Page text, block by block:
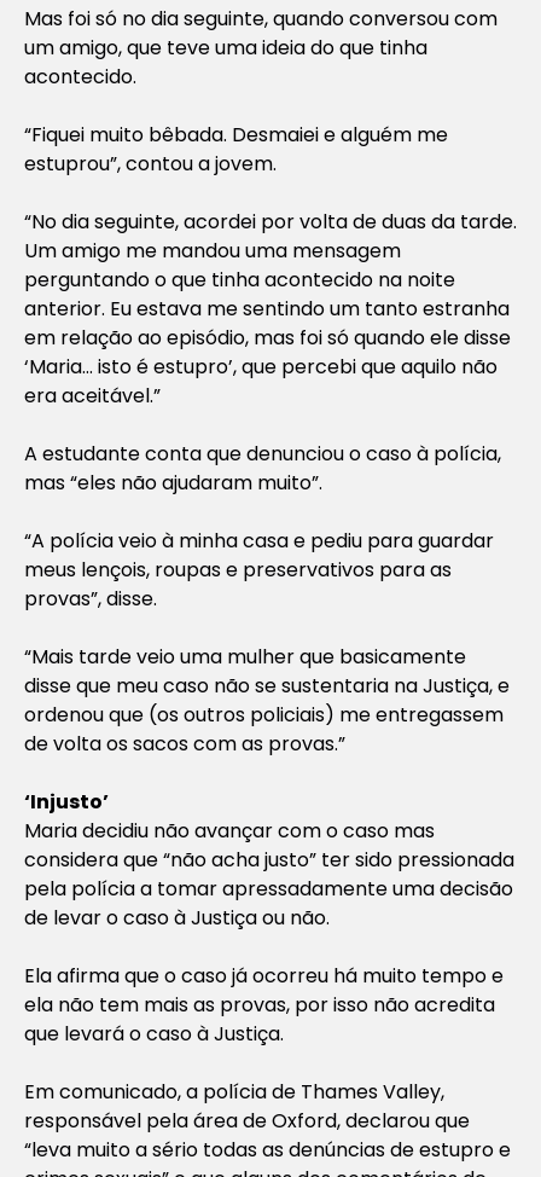
Mas foi só no dia seguinte, quando conversou com
um amigo, que teve uma ideia do que tinha
acontecido.
“Fiquei muito bêbada. Desmaiei e alguém me
estuprou”, contou a jovem.
“No dia seguinte, acordei por volta de duas da tarde.
Um amigo me mandou uma mensagem
perguntando o que tinha acontecido na noite
anterior. Eu estava me sentindo um tanto estranha
em relação ao episódio, mas foi só quando ele disse
‘Maria… isto é estupro’, que percebi que aquilo não
era aceitável.”
A estudante conta que denunciou o caso à polícia,
mas “eles não ajudaram muito”.
“A polícia veio à minha casa e pediu para guardar
meus lençois, roupas e preservativos para as
provas”, disse.
“Mais tarde veio uma mulher que basicamente
disse que meu caso não se sustentaria na Justiça, e
ordenou que (os outros policiais) me entregassem
de volta os sacos com as provas.”
‘Injusto’
Maria decidiu não avançar com o caso mas
considera que “não acha justo” ter sido pressionada
pela polícia a tomar apressadamente uma decisão
de levar o caso à Justiça ou não.
Ela afirma que o caso já ocorreu há muito tempo e
ela não tem mais as provas, por isso não acredita
que levará o caso à Justiça.
Em comunicado, a polícia de Thames Valley,
responsável pela área de Oxford, declarou que
“leva muito a sério todas as denúncias de estupro e